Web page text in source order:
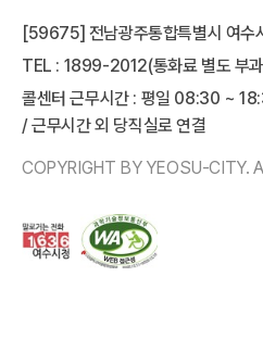
[59675] 전남광주통합특별시 여수
TEL : 1899-2012(통화료 별도 부
콜센터 근무시간 : 평일 08:30 ~
/ 근무시간 외 당직실로 연결
COPYRIGHT BY YEOSU-CITY.